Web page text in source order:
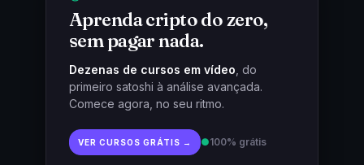
Aprenda cripto do zero,
sem pagar nada.
Dezenas de cursos em vídeo , do
primeiro satoshi à análise avançada.
Comece agora, no seu ritmo.
VER CURSOS GRÁTIS → ●100% grátis